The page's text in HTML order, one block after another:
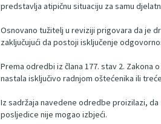
predstavlja atipičnu situaciju za samu
Osnovano tužitelj u reviziji prigovara da je
zaključujući da postoji isključenje
Prema odredbi iz člana 177. stav 2.
nastala isključivo radnjom oštećenika ili
Iz sadržaja navedene odredbe proizilazi,
posljedice nije mogao izbjeći.